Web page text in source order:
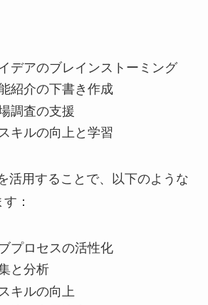
デアのブレインストーミング
紹介の下書き作成
調査の支援
キルの向上と学習
活用することで、以下のような
：
プロセスの活性化
と分析
キルの向上